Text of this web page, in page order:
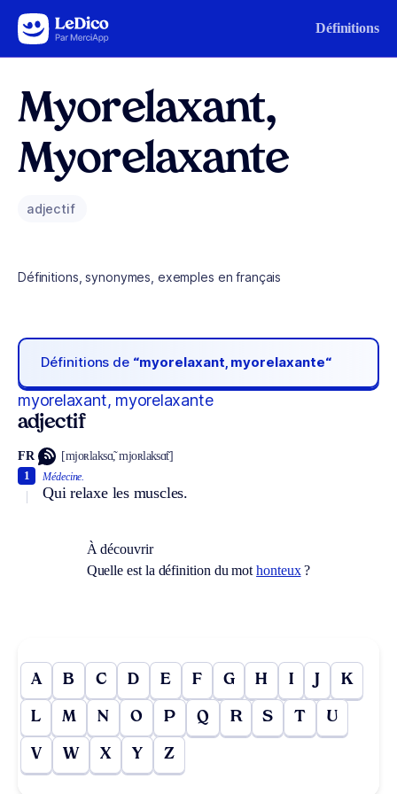
Aller au contenu Définitions
Myorelaxant,
Myorelaxante
adjectif
Définitions, synonymes, exemples en français
Définitions de “myorelaxant, myorelaxante“
myorelaxant, myorelaxante
adjectif
FR [mjoʀlaksɑ̃, mjoʀlaksɑ̃t]
Médecine.
Qui relaxe les muscles.
1
À découvrir
Quelle est la définition du mothonteux?
A B C D E F G H I J K
L M N O P Q R S T U
V W X Y Z